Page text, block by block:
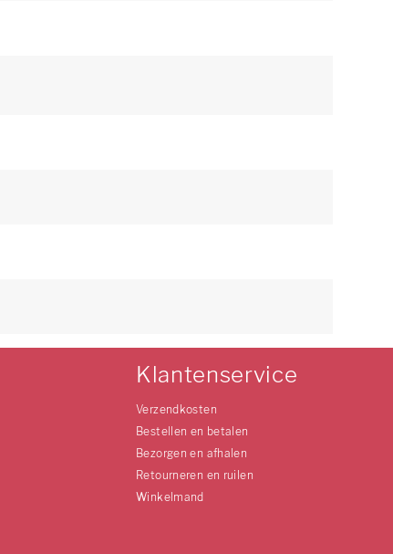
Klantenservice
Verzendkosten
Bestellen en betalen
Bezorgen en afhalen
Retourneren en ruilen
Winkelmand